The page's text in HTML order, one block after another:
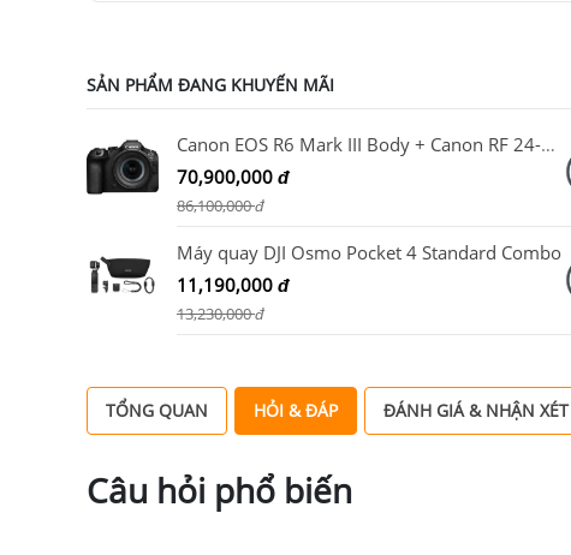
SẢN PHẨM ĐANG KHUYẾN MÃI
Canon EOS R6 Mark III Body + Canon RF 24-105mm F4-7.1 IS STM
70,900,000 đ
86,100,000đ
Máy quay DJI Osmo Pocket 4 Standard Combo
11,190,000 đ
13,230,000đ
TỔNG QUAN HỎI & ĐÁP ĐÁNH GIÁ & NHẬN XÉT
Câu hỏi phổ biến